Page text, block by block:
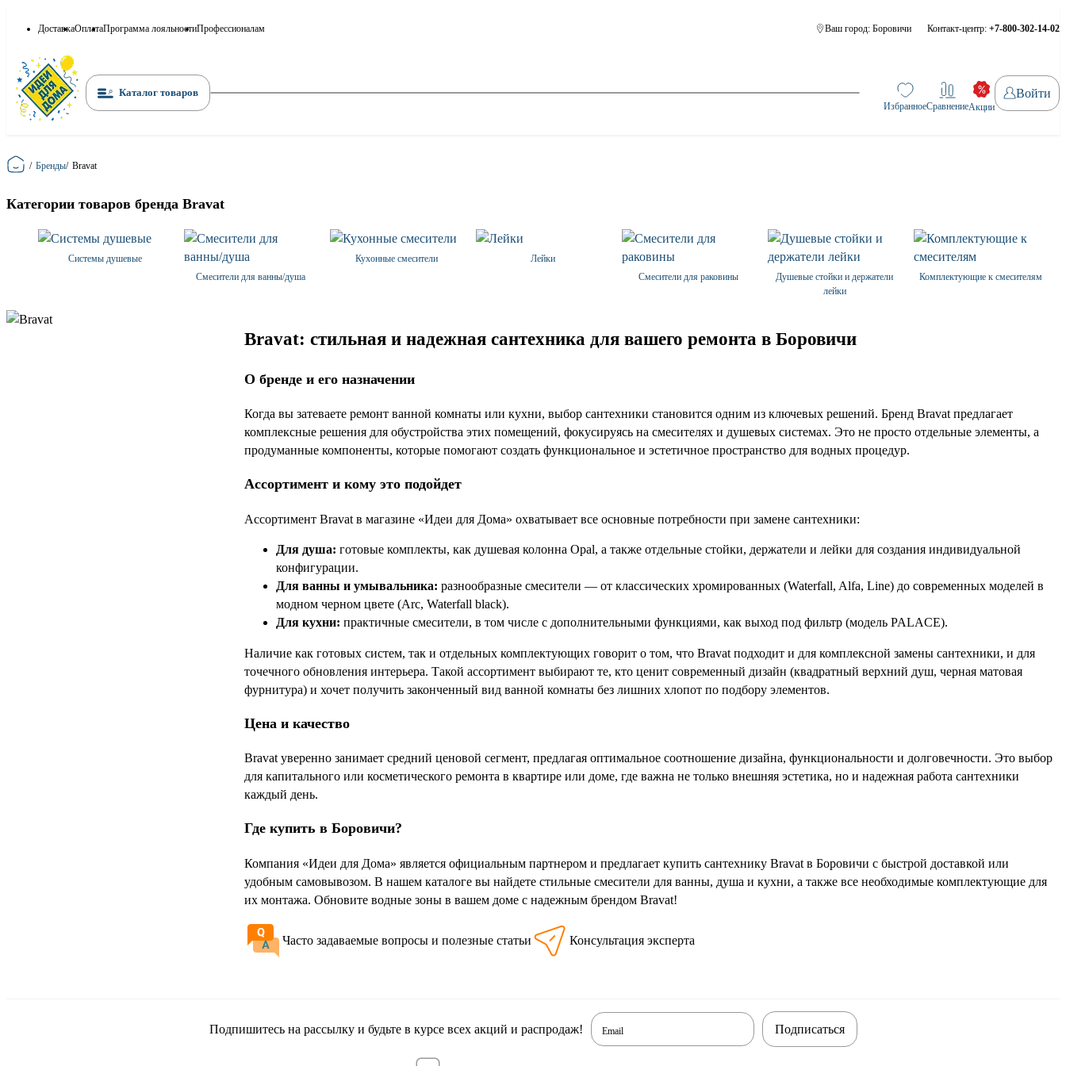
ДоставкаОплатаПрограмма лояльностиПрофессионалам Ваш город: Боровичи Контакт-центр: +7-800-302-14-02
Каталог товаров
ИзбранноеСравнениеАкции
Войти
Главная
/ Бренды/ Bravat
Категории товаров бренда Bravat
Системы душевые
Смесители для ванны/душа
Кухонные смесители
Лейки
Смесители для раковины
Душевые стойки и держатели
лейки
Комплектующие к смесителям
Bravat: стильная и надежная сантехника для вашего ремонта в Боровичи
О бренде и его назначении
Когда вы затеваете ремонт ванной комнаты или кухни, выбор сантехники становится одним из ключевых решений. Бренд Bravat предлагает
комплексные решения для обустройства этих помещений, фокусируясь на смесителях и душевых системах. Это не просто отдельные элементы, а
продуманные компоненты, которые помогают создать функциональное и эстетичное пространство для водных процедур.
Ассортимент и кому это подойдет
Ассортимент Bravat в магазине «Идеи для Дома» охватывает все основные потребности при замене сантехники:
Для душа: готовые комплекты, как душевая колонна Opal, а также отдельные стойки, держатели и лейки для создания индивидуальной
конфигурации.
Для ванны и умывальника: разнообразные смесители — от классических хромированных (Waterfall, Alfa, Line) до современных моделей в
модном черном цвете (Arc, Waterfall black).
Для кухни: практичные смесители, в том числе с дополнительными функциями, как выход под фильтр (модель PALACE).
Наличие как готовых систем, так и отдельных комплектующих говорит о том, что Bravat подходит и для комплексной замены сантехники, и для
точечного обновления интерьера. Такой ассортимент выбирают те, кто ценит современный дизайн (квадратный верхний душ, черная матовая
фурнитура) и хочет получить законченный вид ванной комнаты без лишних хлопот по подбору элементов.
Цена и качество
Bravat уверенно занимает средний ценовой сегмент, предлагая оптимальное соотношение дизайна, функциональности и долговечности. Это выбор
для капитального или косметического ремонта в квартире или доме, где важна не только внешняя эстетика, но и надежная работа сантехники
каждый день.
Где купить в Боровичи?
Компания «Идеи для Дома» является официальным партнером и предлагает купить сантехнику Bravat в Боровичи с быстрой доставкой или
удобным самовывозом. В нашем каталоге вы найдете стильные смесители для ванны, душа и кухни, а также все необходимые комплектующие для
их монтажа. Обновите водные зоны в вашем доме с надежным брендом Bravat!
Часто задаваемые вопросы и полезные статьи Консультация эксперта
Подпишитесь на рассылку и будьте в курсе всех акций и распродаж! Email Подписаться